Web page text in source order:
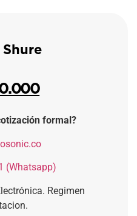
formal?
(Whatsapp)
Regimen